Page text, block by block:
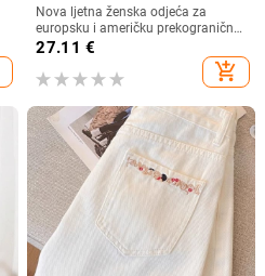
Nova ljetna ženska odjeća za
europsku i američku prekograničnu
upotrebu, moderna i ležerna,
jednobojne, uske kratke hlače
visokog struka
27.11 €
add_shopping_cart